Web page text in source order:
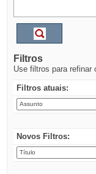
Filtros
Use filtros para refinar
Filtros atuais:
Novos Filtros: